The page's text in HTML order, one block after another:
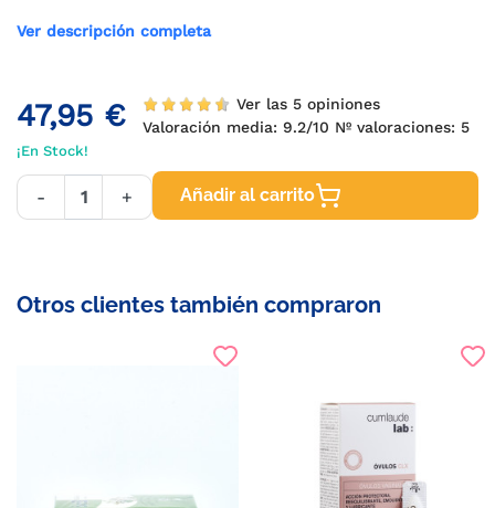
Ver descripción completa
47,95 €
Ver las 5 opiniones
Valoración media: 9.2/10 Nº valoraciones: 5
¡En Stock!
- + Añadir al carrito
Otros clientes también compraron